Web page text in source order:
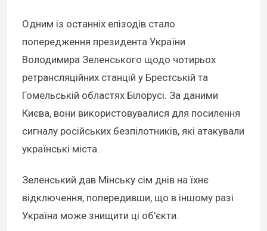
Одним із останніх епізодів стало
попередження президента України
Володимира Зеленського щодо чотирьох
ретрансляційних станцій у Брестській та
Гомельській областях Білорусі. За даними
Києва, вони використовувалися для посилення
сигналу російських безпілотників, які атакували
українські міста.
Зеленський дав Мінську сім днів на їхнє
відключення, попередивши, що в іншому разі
Україна може знищити ці об'єкти.